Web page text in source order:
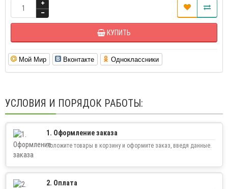
КУПИТЬ
Мой Мир Вконтакте Одноклассники
УСЛОВИЯ И ПОРЯДОК РАБОТЫ:
1. Оформление заказа
Положите товары в корзину и оформите заказ, введя данные.
2. Оплата